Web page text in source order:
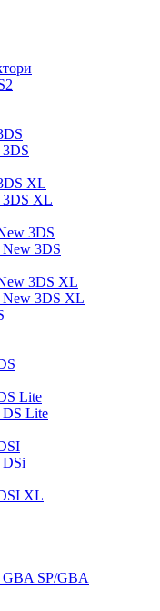
XL
3DS XL
3DS
New 3DS
3DS XL
New 3DS XL
Lite
DS Lite
DSi
XL
GBA SP/GBA